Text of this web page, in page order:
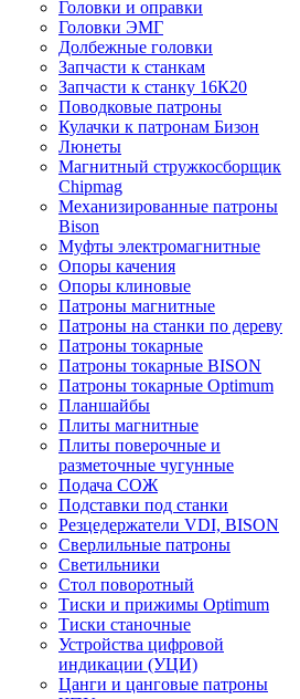
Головки и оправки
Головки ЭМГ
Долбежные головки
Запчасти к станкам
Запчасти к станку 16К20
Поводковые патроны
Кулачки к патронам Бизон
Люнеты
Магнитный стружкосборщик
Chipmag
Механизированные патроны
Bison
Муфты электромагнитные
Опоры качения
Опоры клиновые
Патроны магнитные
Патроны на станки по дереву
Патроны токарные
Патроны токарные BISON
Патроны токарные Optimum
Планшайбы
Плиты магнитные
Плиты поверочные и
разметочные чугунные
Подача СОЖ
Подставки под станки
Резцедержатели VDI, BISON
Сверлильные патроны
Светильники
Стол поворотный
Тиски и прижимы Optimum
Тиски станочные
Устройства цифровой
индикации (УЦИ)
Цанги и цанговые патроны